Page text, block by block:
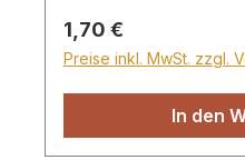
Jahren schon eine
liebt es, ihre Puppen
Taubenschlag der
Jetzt wollen sie
schließlich
neuen Vogel. Heft,
Regulärer Preis:
1,70 €
Preise inkl. MwSt. zzgl.
In den